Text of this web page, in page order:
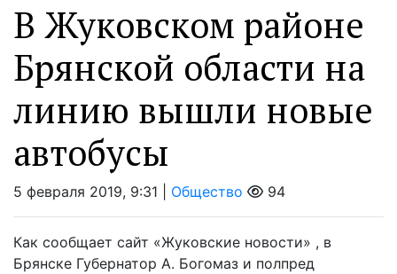
В Жуковском районе
Брянской области на
линию вышли новые
автобусы
5 февраля 2019, 9:31 | Общество 94
Как сообщает сайт «Жуковские новости» , в
Брянске Губернатор А. Богомаз и полпред